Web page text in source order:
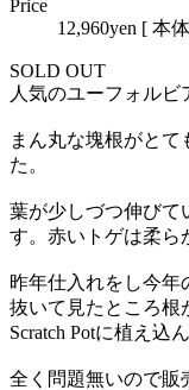
Price
12,960yen [ 本
SOLD OUT
人気のユーフォルビ
まん丸な塊根がと
た。
葉が少しづつ伸びて
す。赤いトゲは柔ら
昨年仕入れをし今年
抜いて見たところ根
Scratch Potに植え込
全く問題無いので販